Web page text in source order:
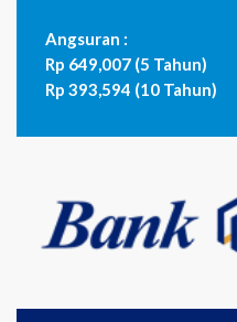
Angsuran :
Rp 649,007 (5 Tahun)
Rp 393,594 (10 Tahun)